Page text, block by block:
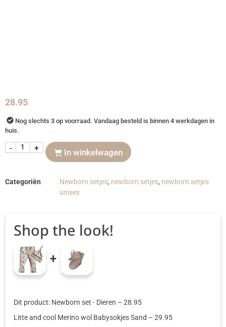
28.95
Nog slechts 3 op voorraad. Vandaag besteld is binnen 4 werkdagen in
huis.
- + In winkelwagen
Categoriën Newborn setjes, newborn setjes, newborn setjes
unisex
Shop the look!
+
Dit product: Newborn set - Dieren – 28.95
Litte and cool Merino wol Babysokjes Sand – 29.95